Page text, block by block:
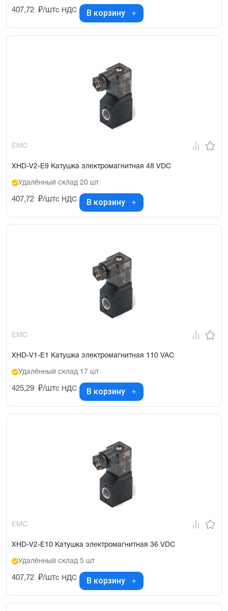
407,72 ₽/штс НДС В корзину
EMC
XHD-V2-E9 Катушка электромагнитная 48 VDC
Удалённый склад 20 шт
407,72 ₽/штс НДС В корзину
EMC
XHD-V1-E1 Катушка электромагнитная 110 VAC
Удалённый склад 17 шт
425,29 ₽/штс НДС В корзину
EMC
XHD-V2-E10 Катушка электромагнитная 36 VDC
Удалённый склад 5 шт
407,72 ₽/штс НДС В корзину